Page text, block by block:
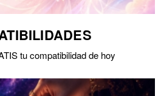
tu compatibilidad de hoy